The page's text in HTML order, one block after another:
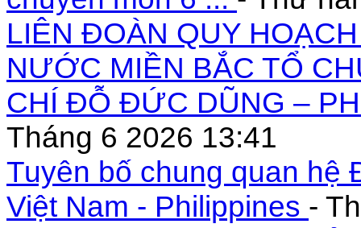
LIÊN ĐOÀN QUY
NƯỚC MIỀN BẮC TỔ
CHÍ ĐỖ ĐỨC DŨNG –
Tháng 6 2026 13:41
Tuyên bố chung quan
Việt Nam - Philippines -